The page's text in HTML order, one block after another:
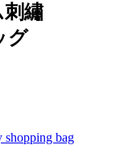
繡
グ